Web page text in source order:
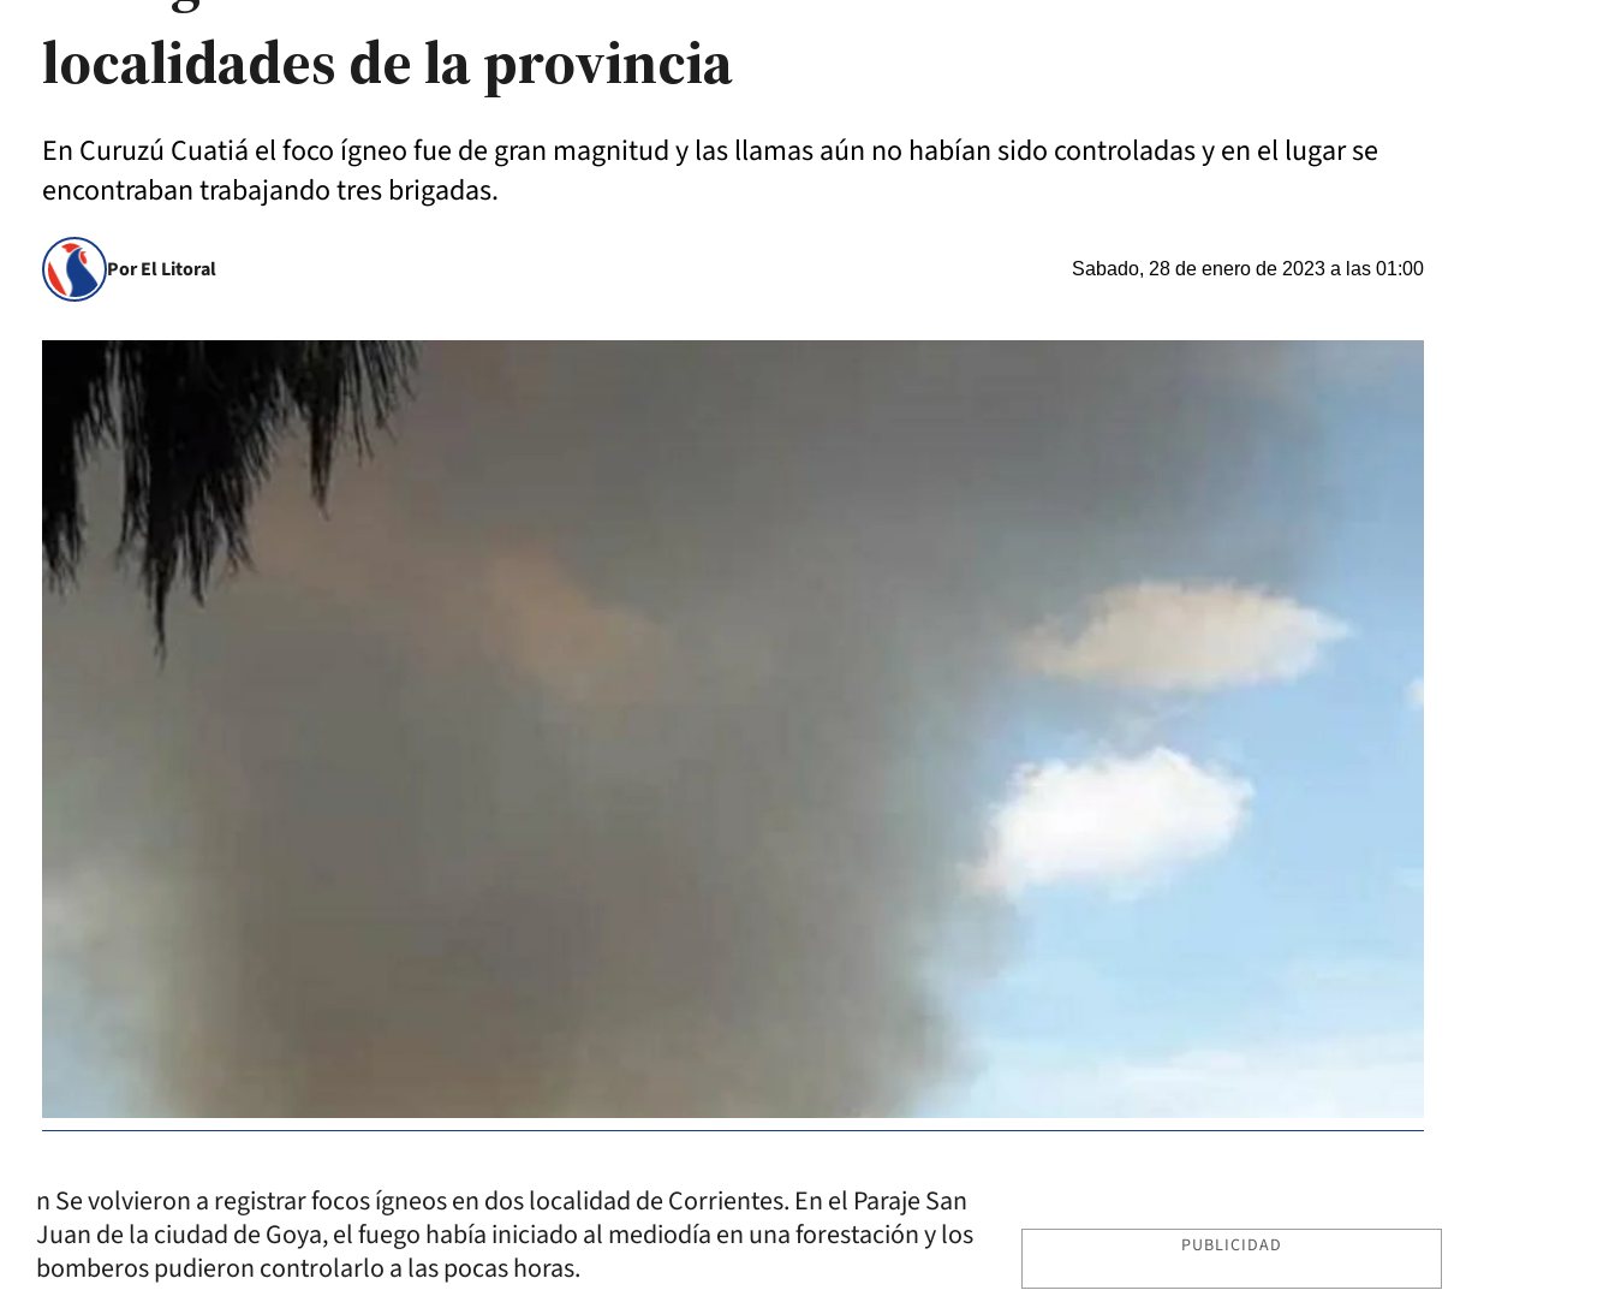
localidades de la provincia
En Curuzú Cuatiá el foco ígneo fue de gran magnitud y las llamas aún no habían sido controladas y en el lugar se
encontraban trabajando tres brigadas.
Por El Litoral Sabado, 28 de enero de 2023 a las 01:00
n Se volvieron a registrar focos ígneos en dos localidad de Corrientes. En el Paraje San
Juan de la ciudad de Goya, el fuego había iniciado al mediodía en una forestación y los
bomberos pudieron controlarlo a las pocas horas.
PUBLICIDAD